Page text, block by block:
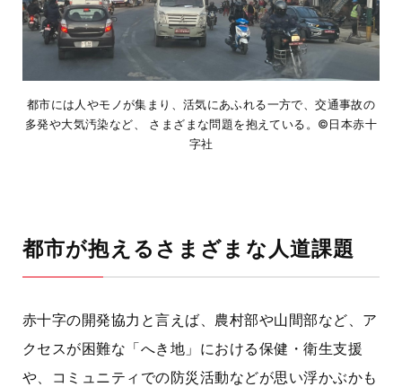
都市には人やモノが集まり、活気にあふれる一方で、交通事故の
多発や大気汚染など、 さまざまな問題を抱えている。©日本赤十
字社
都市が抱えるさまざまな人道課題
赤十字の開発協力と言えば、農村部や山間部など、ア
クセスが困難な「へき地」における保健・衛生支援
や、コミュニティでの防災活動などが思い浮かぶかも